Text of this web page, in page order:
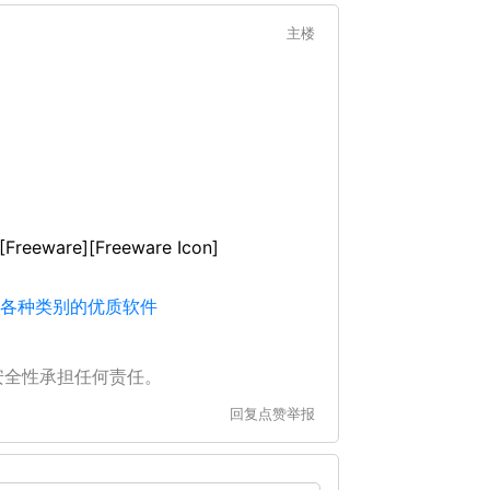
主楼
Icon]
种类别的优质软件
性承担任何责任。
回复 点赞举报